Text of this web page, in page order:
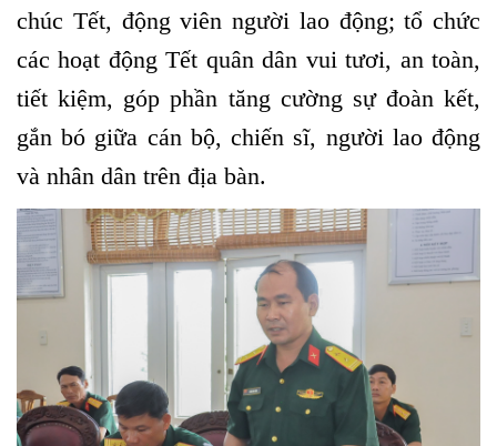
chúc Tết, động viên người lao động; tổ chức
các hoạt động Tết quân dân vui tươi, an toàn,
tiết kiệm, góp phần tăng cường sự đoàn kết,
gắn bó giữa cán bộ, chiến sĩ, người lao động
và nhân dân trên địa bàn.